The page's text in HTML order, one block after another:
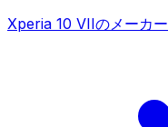
Xperia 10 VIIのメーカー